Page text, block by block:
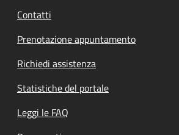
Contatti
Prenotazione appuntamento
Richiedi assistenza
Statistiche del portale
Leggi le FAQ